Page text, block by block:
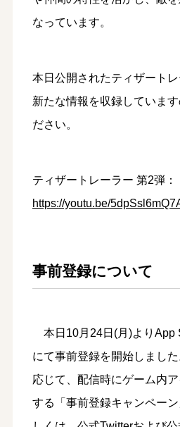
なっています。
本日公開されたティザートレ
新たな情報を収録していま
ださい。
ティザートレーラー 第2弾：
https://youtu.be/
事前登録について
本日10月24日(月)よりApp
にて事前登録を開始しまし
応じて、配信時にゲーム内
する「事前登録キャンペー